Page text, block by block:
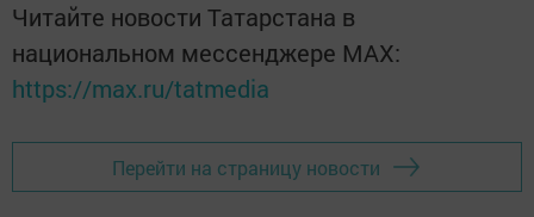
Читайте новости Татарстана в
национальном мессенджере MАХ:
https://max.ru/tatmedia
Перейти на страницу новости